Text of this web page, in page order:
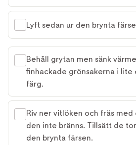
Lyft sedan ur den brynta
Behåll grytan men sänk
finhackade grönsakerna i
färg.
Riv ner vitlöken och fräs
den inte bränns. Tillsätt de
den brynta färsen.